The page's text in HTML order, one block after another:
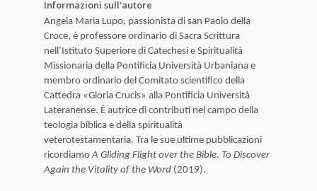
Informazioni sull'autore
Angela Maria Lupo, passionista di san Paolo della
Croce, è professore ordinario di Sacra Scrittura
nell’Istituto Superiore di Catechesi e Spiritualità
Missionaria della Pontificia Università Urbaniana e
membro ordinario del Comitato scientifico della
Cattedra «Gloria Crucis» alla Pontificia Università
Lateranense. È autrice di contributi nel campo della
teologia biblica e della spiritualità
veterotestamentaria. Tra le sue ultime pubblicazioni
ricordiamoA Gliding Flight over the Bible. To Discover
Again the Vitality of the Word (2019).